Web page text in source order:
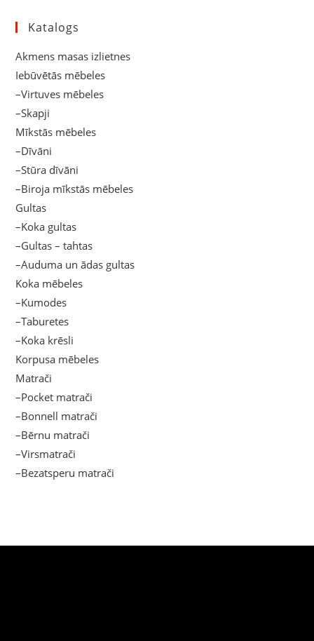
Katalogs
Akmens masas izlietnes
Iebūvētās mēbeles
–Virtuves mēbeles
–Skapji
Mīkstās mēbeles
–Dīvāni
–Stūra dīvāni
–Biroja mīkstās mēbeles
Gultas
–Koka gultas
–Gultas – tahtas
–Auduma un ādas gultas
Koka mēbeles
–Kumodes
–Taburetes
–Koka krēsli
Korpusa mēbeles
Matrači
–Pocket matrači
–Bonnell matrači
–Bērnu matrači
–Virsmatrači
–Bezatsperu matrači